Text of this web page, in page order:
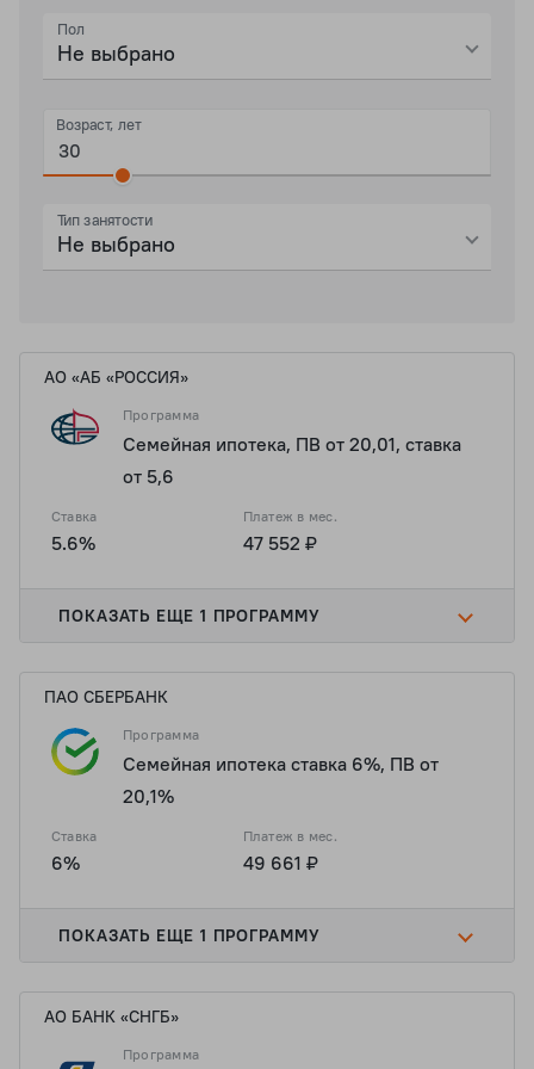
Пол
Не выбрано
Возраст, лет
Тип занятости
Не выбрано
АО «АБ «РОССИЯ»
Программа
Семейная ипотека, ПВ от 20,01, ставка
от 5,6
Ставка
5.6%
Платеж в мес.
47 552 ₽
ПОКАЗАТЬ ЕЩЕ 1 ПРОГРАММУ
ПАО СБЕРБАНК
Программа
Семейная ипотека ставка 6%, ПВ от
20,1%
Ставка
6%
Платеж в мес.
49 661 ₽
ПОКАЗАТЬ ЕЩЕ 1 ПРОГРАММУ
АО БАНК «СНГБ»
Программа